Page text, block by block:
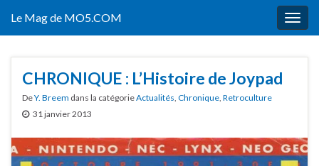
Le Mag de MO5.COM
CHRONIQUE : L’Histoire de Joypad
DeY. Breem dans la catégorieActualités, Chronique, Retroculture
31 janvier 2013